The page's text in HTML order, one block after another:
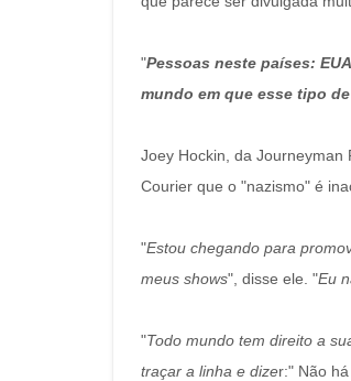
"Pessoas neste países:
mundo em que esse tipo
Joey Hockin, da Journeyman
Courier que o "nazismo" é
"Estou chegando para
meus shows", disse ele. "Eu
"Todo mundo tem direito a
traçar a linha e dizer:" Não